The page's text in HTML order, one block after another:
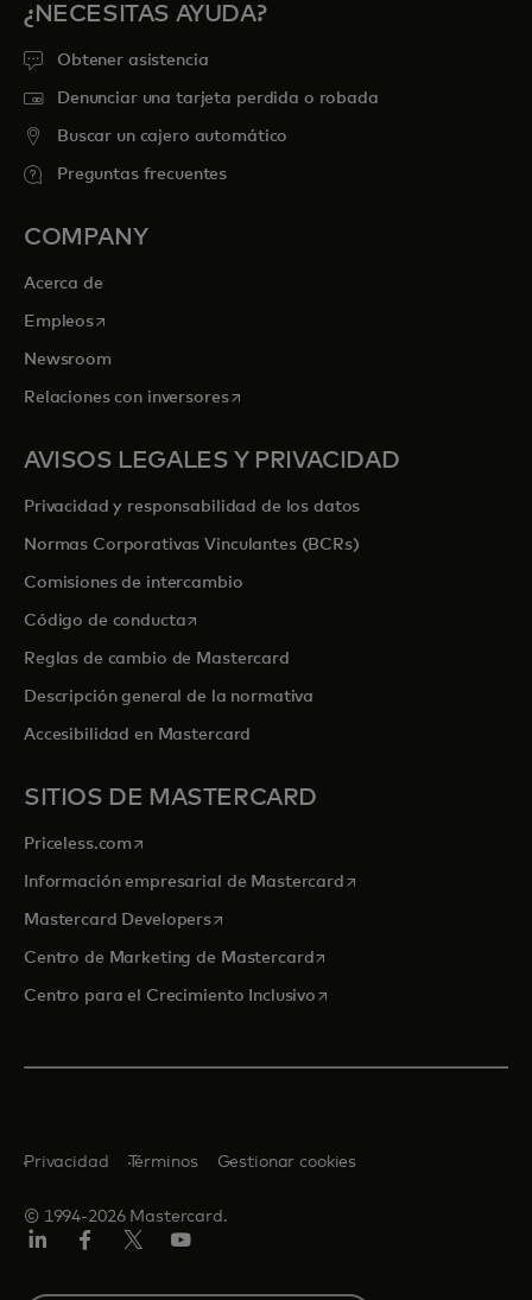
¿NECESITAS AYUDA?
Obtener asistencia
Denunciar una tarjeta perdida o robada
Buscar un cajero automático
Preguntas frecuentes
COMPANY
Acerca de
Empleosse abre en una pestaña nueva
Newsroom
Relaciones con inversoresse abre en una pestaña nueva
AVISOS LEGALES Y PRIVACIDAD
Privacidad y responsabilidad de los datos
Normas Corporativas Vinculantes (BCRs)
Comisiones de intercambio
Código de conductase abre en una pestaña nueva
Reglas de cambio de Mastercard
Descripción general de la normativa
Accesibilidad en Mastercard
SITIOS DE MASTERCARD
Priceless.com se abre en una pestaña nueva
Información empresarial de Mastercardse abre en una pestaña
Mastercard Developersse abre en una pestaña nueva
Centro de Marketing de Mastercardse abre en una pestaña
Centro para el Crecimiento Inclusivose abre en una pestaña
© 1994-2026 Mastercard.
Privacidad Términos Gestionar cookies